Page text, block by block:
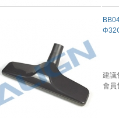
建議
會員